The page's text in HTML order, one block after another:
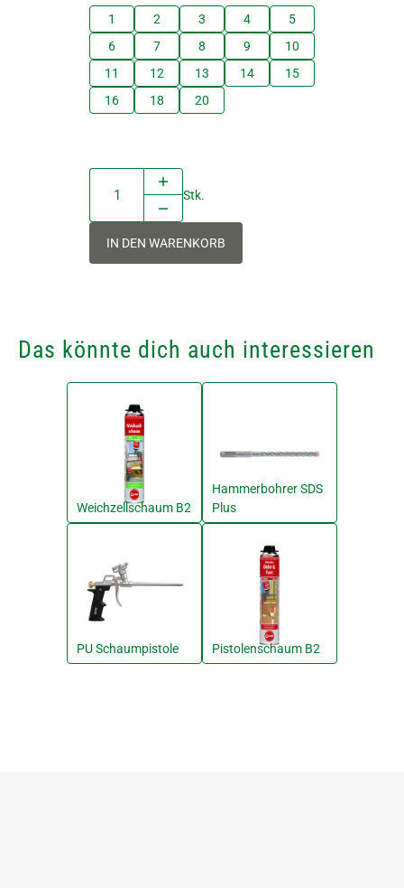
1 2 3 4
5
6
7 8 9
10
11
12 13 14
15
16
18 20
Stk.
IN DEN WARENKORB
Das könnte dich auch interessieren
Weichzellschaum B2
Hammerbohrer SDS
Plus
PU Schaumpistole Pistolenschaum B2